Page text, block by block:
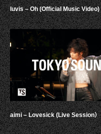
luvis – Oh (Official Music Video)
aimi – Lovesick (Live Session）